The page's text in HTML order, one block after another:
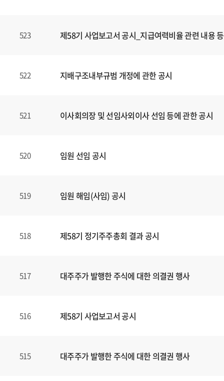
523 제58기 사업보고서 공시_지급여력비율 관련 내용
522 지배구조내부규범 개정에 관한 공시
521 이사회의장 및 선임사외이사 선임 등에 관한 공시
520 임원 선임 공시
519 임원 해임(사임) 공시
518 제58기 정기주주총회 결과 공시
517 대주주가 발행한 주식에 대한 의결권 행사
516 제58기 사업보고서 공시
515 대주주가 발행한 주식에 대한 의결권 행사